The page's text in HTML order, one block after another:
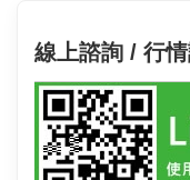
線上諮詢 / 行